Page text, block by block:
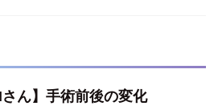
ん】手術前後の変化